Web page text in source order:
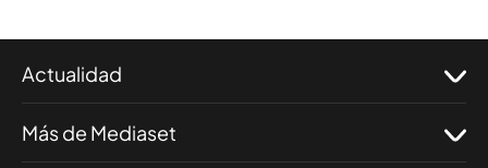
Actualidad
Más de Mediaset